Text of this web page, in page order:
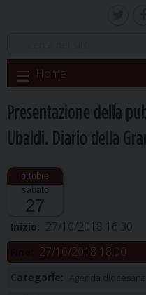
Skip
to
Home
Presentazione della
Ubaldi. Diario della
sabato
27
Inizio: 27/10/2018 16:30
27/10/2018 18:00
Categorie: